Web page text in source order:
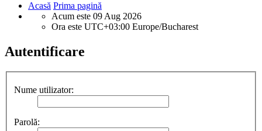
Acasă Prima pagină
Acum este 09 Aug 2026
Ora este UTC+03:00 Europe/Bucharest
Autentificare
Nume utilizator:
Parolă: